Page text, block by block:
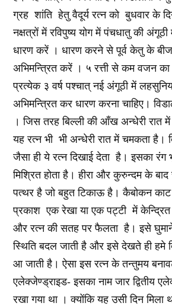
ग्रह शांति हेतु वैदूर्य रत्न को बुधवार के
नक्षत्रों में रविपुष्य योग में पंचधातु की
धारण करें । धारण करने से पूर्व केतु के बीज
अभिमन्त्रित करें । ५ रत्ती से कम वजन का
प्रत्येक ३ वर्ष पश्चात्‌ नई अंगूठी में
अभिमन्त्रित कर धारण करना चाहिए।
। जिस तरह बिल्ली की आँख अन्धेरी रात
यह रत्न भी भी अन्धेरी रात में चमकता है।
जैसा ही ये रत्न दिखाई देता है। इसका रंग
मिश्रित होता है। हीरा और कुरुन्दम के
पत्थर है जो बहुत टिकाऊ है। कैबोकन
प्रकाश एक रेखा या एक पट्टी में केन्द्रित
और रत्न की सतह पर फैलता है। इसे
स्थिति बदल जाती है और इसे देखते ही हमे
आ जाती है। ऐसा इस रत्न के तन्तुमय
एलेक्जेण्ड्राइड- इसका नाम जार द्वितीय
रखा गया था । क्योंकि यह उसी दिन